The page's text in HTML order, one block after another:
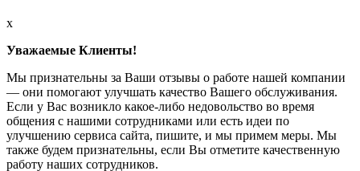
x
Уважаемые Клиенты!
Мы признательны за Ваши отзывы о работе нашей компании
— они помогают улучшать качество Вашего обслуживания.
Если у Вас возникло какое-либо недовольство во время
общения с нашими сотрудниками или есть идеи по
улучшению сервиса сайта, пишите, и мы примем меры. Мы
также будем признательны, если Вы отметите качественную
работу наших сотрудников.